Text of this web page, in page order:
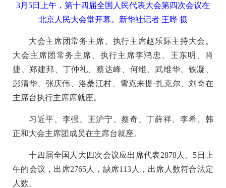
3月5日上午，第十四届全国人民代表大会第四次会议在
北京人民大会堂开幕。新华社记者 王晔 摄
大会主席团常务主席、执行主席赵乐际主持大会。
大会主席团常务主席、执行主席李鸿忠、王东明、肖
捷、郑建邦、丁仲礼、蔡达峰、何维、武维华、铁凝、
彭清华、张庆伟、洛桑江村、雪克来提·扎克尔、刘奇在
主席台执行主席席就座。
习近平、李强、王沪宁、蔡奇、丁薛祥、李希、韩
正和大会主席团成员在主席台就座。
十四届全国人大四次会议应出席代表2878人。5日上
午的会议，出席2765人，缺席113人，出席人数符合法定
人数。